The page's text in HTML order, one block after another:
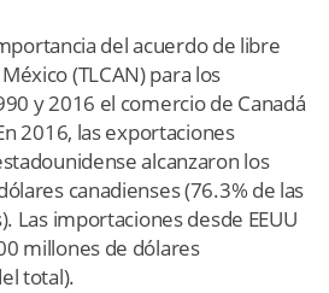
del acuerdo de libre
(TLCAN) para los
y 2016 el comercio de Canadá
2016, las exportaciones
alcanzaron los
canadienses (76.3% de las
Las importaciones desde EEUU
millones de dólares
total).